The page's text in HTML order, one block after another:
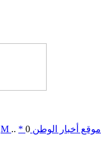
M .. * موقع أخبار الوطن 0